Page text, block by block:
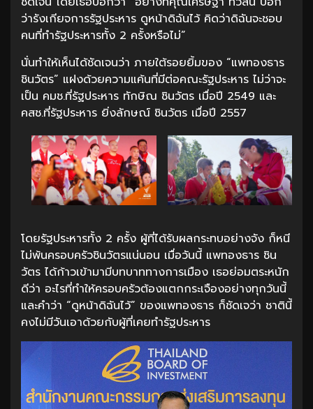
ว่ารังเกียจการรัฐประหาร ดูหน้าดิฉันไว้ คิดว่าดิฉันจะชอบ
คนที่ทำรัฐประหารทั้ง 2 ครั้งหรือไม่”
นั่นทำให้เห็นได้ชัดเจนว่า ภายใต้รอยยิ้มของ “แพทองธาร
ชินวัตร” แฝงด้วยความแค้นที่มีต่อคณะรัฐประหาร ไม่ว่าจะ
เป็น คมช.ที่รัฐประหาร ทักษิณ ชินวัตร เมื่อปี 2549 และ
คสช.ที่รัฐประหาร ยิ่งลักษณ์ ชินวัตร เมื่อปี 2557
โดยรัฐประหารทั้ง 2 ครั้ง ผู้ที่ได้รับผลกระทบอย่างจัง ก็หนี
ไม่พ้นครอบครัวชินวัตรแน่นอน เมื่อวันนี้ แพทองธาร ชิน
วัตร ได้ก้าวเข้ามามีบทบาททางการเมือง เธอย่อมตระหนัก
ดีว่า อะไรที่ทำให้ครอบครัวต้องแตกกระเจืองอย่างทุกวันนี้
และคำว่า “ดูหน้าดิฉันไว้” ของแพทองธาร ก็ชัดเจว่า ชาตินี้
คงไม่มีวันเอาด้วยกับผู้ที่เคยทำรัฐประหาร